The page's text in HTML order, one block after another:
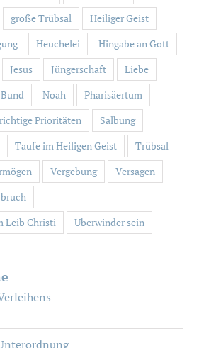
große Trübsal
Heiliger Geist
Heuchelei
Hingabe an Gott
Jesus Jüngerschaft
Liebe
Noah
Pharisäertum
richtige Prioritäten
Salbung
Taufe im Heiligen Geist
Trübsal
Vergebung
Versagen
Leib Christi
Überwinder sein